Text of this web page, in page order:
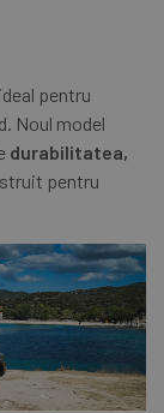
pentru
Noul model
durabilitatea,
pentru